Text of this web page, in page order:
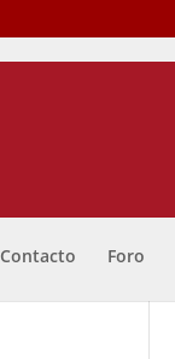
Contacto Foro